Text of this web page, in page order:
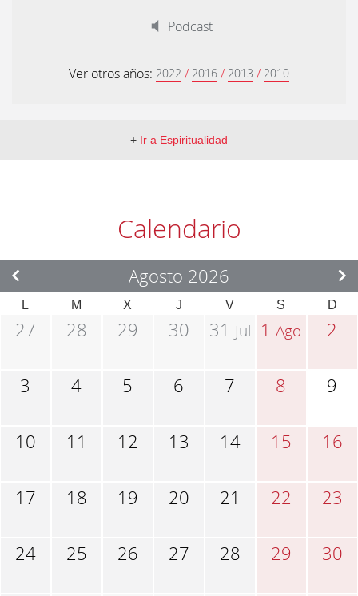
Podcast
Ver otros años: 2022 / 2016 / 2013 / 2010
+ Ir a Espiritualidad
Calendario
Agosto 2026
L M X J V S D
27 28 29 30 31 Jul 1Ago 2
3 4 5 6 7 8 9
10 11 12 13 14 15 16
17 18 19 20 21 22 23
24 25 26 27 28 29 30